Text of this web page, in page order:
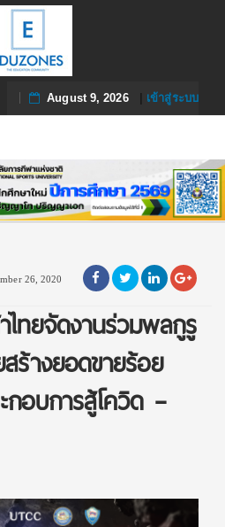
August 9, 2026| เข้าสู่ระบบ
26, 2020
ทยจัดงานร่วมพลกูรู
ร้างยอดขายร้อย
อบการสู้โควิด –